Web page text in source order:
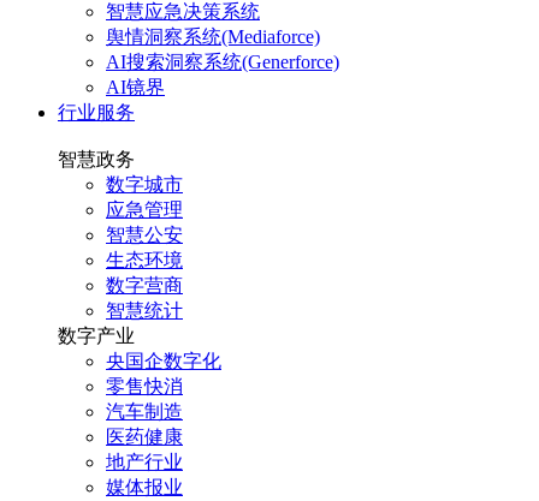
智慧应急决策系统
舆情洞察系统(Mediaforce)
AI搜索洞察系统(Generforce)
AI镜界
行业服务
智慧政务
数字城市
应急管理
智慧公安
生态环境
数字营商
智慧统计
数字产业
央国企数字化
零售快消
汽车制造
医药健康
地产行业
媒体报业